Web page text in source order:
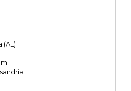
(AL)